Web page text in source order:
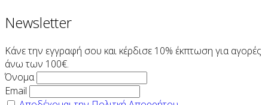
Newsletter
Κάνε την εγγραφή σου και κέρδισε 10% έκπτωση για αγορές
άνω των 100€.
Όνομα
Email